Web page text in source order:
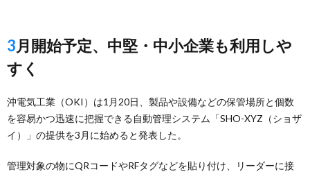
3月開始予定、中堅・中小企業も利用しや
すく
沖電気工業（OKI）は1月20日、製品や設備などの保管場所と個数
を容易かつ迅速に把握できる自動管理システム「SHO-XYZ（ショザ
イ）」の提供を3月に始めると発表した。
管理対象の物にQRコードやRFタグなどを貼り付け、リーダーに接